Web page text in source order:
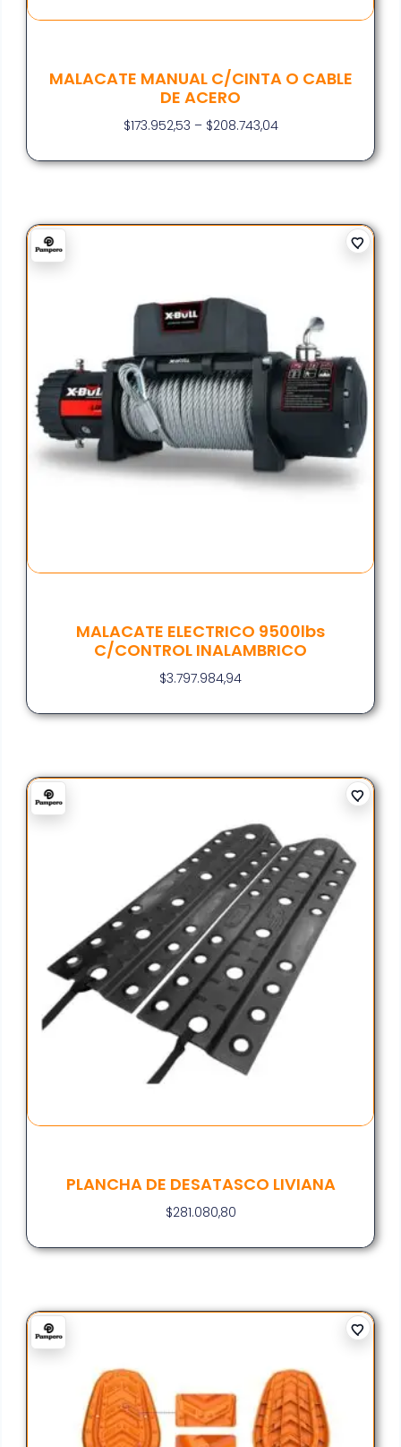
MALACATE MANUAL C/CINTA O CABLE
DE ACERO
$173.952,53 – $208.743,04
MALACATE ELECTRICO 9500lbs
C/CONTROL INALAMBRICO
$3.797.984,94
PLANCHA DE DESATASCO LIVIANA
$281.080,80